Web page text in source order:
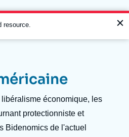
resource.
économique, les
protectionniste et
Bidenomics de l'actuel